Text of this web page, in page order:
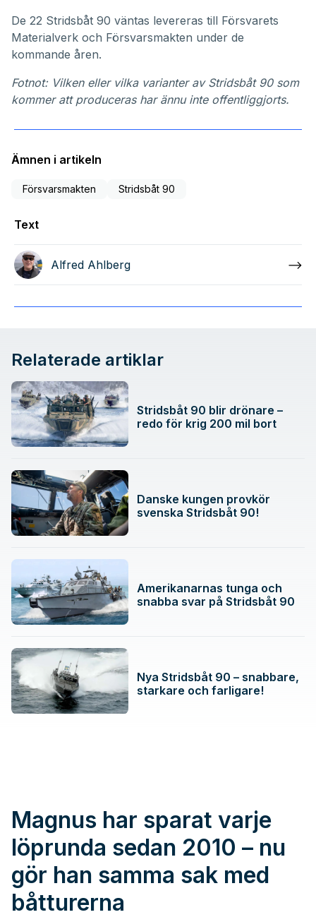
De 22 Stridsbåt 90 väntas levereras till Försvarets
Materialverk och Försvarsmakten under de
kommande åren.
Fotnot: Vilken eller vilka varianter av Stridsbåt 90 som
kommer att produceras har ännu inte offentliggjorts.
Ämnen i artikeln
Försvarsmakten Stridsbåt 90
Text
Alfred Ahlberg
Relaterade artiklar
Stridsbåt 90 blir drönare –
redo för krig 200 mil bort
Danske kungen provkör
svenska Stridsbåt 90!
Amerikanarnas tunga och
snabba svar på Stridsbåt 90
Nya Stridsbåt 90 – snabbare,
starkare och farligare!
Magnus har sparat varje
löprunda sedan 2010 – nu
gör han samma sak med
båtturerna